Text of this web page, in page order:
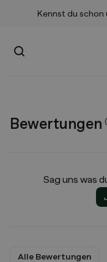
Kennst du schon
Suchen
Bewertungen (
Sag uns was
Alle Bewertungen